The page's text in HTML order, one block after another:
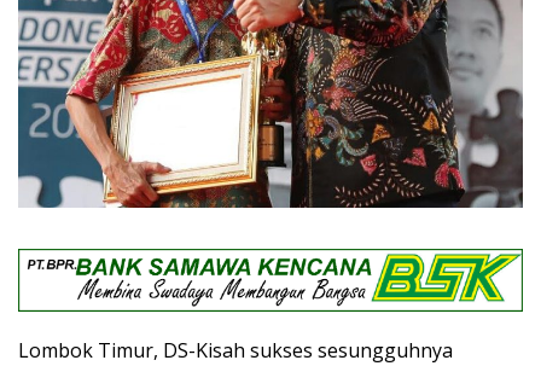
Lombok Timur, DS-Kisah sukses sesungguhnya